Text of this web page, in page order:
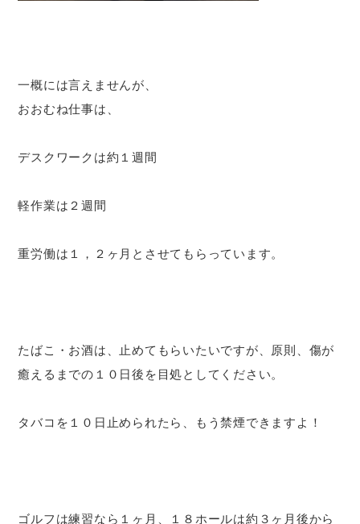
一概には言えませんが、
おおむね仕事は、
デスクワークは約１週間
軽作業は２週間
重労働は１，２ヶ月とさせてもらっています。
たばこ・お酒は、止めてもらいたいですが、原則、傷が
癒えるまでの１０日後を目処としてください。
タバコを１０日止められたら、もう禁煙できますよ！
ゴルフは練習なら１ヶ月、１８ホールは約３ヶ月後から